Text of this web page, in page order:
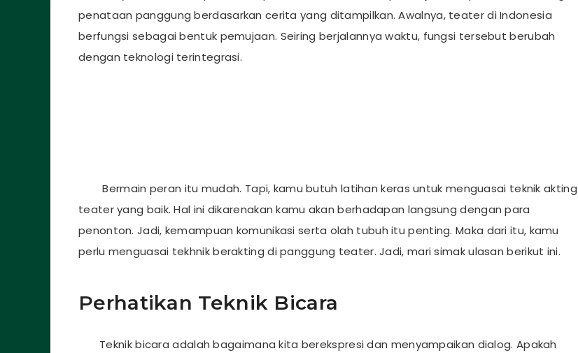
penataan panggung berdasarkan cerita yang ditampilkan. Awalnya, teater di Indonesia
berfungsi sebagai bentuk pemujaan. Seiring berjalannya waktu, fungsi tersebut berubah
dengan teknologi terintegrasi.
Bermain peran itu mudah. Tapi, kamu butuh latihan keras untuk menguasai teknik akting
teater yang baik. Hal ini dikarenakan kamu akan berhadapan langsung dengan para
penonton. Jadi, kemampuan komunikasi serta olah tubuh itu penting. Maka dari itu, kamu
perlu menguasai tekhnik berakting di panggung teater. Jadi, mari simak ulasan berikut ini.
Perhatikan Teknik Bicara
Teknik bicara adalah bagaimana kita berekspresi dan menyampaikan dialog. Apakah